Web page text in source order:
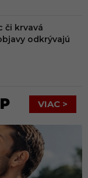
či krvavá
odkrývajú
VIAC >